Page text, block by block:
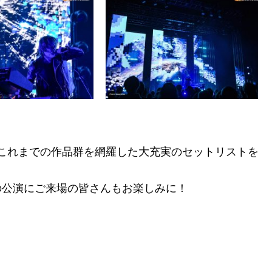
までの作品群を網羅した大充実のセットリストを
演にご来場の皆さんもお楽しみに！